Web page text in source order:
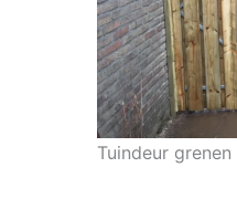
Tuindeur grenen